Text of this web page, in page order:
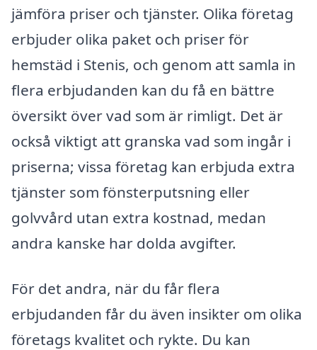
jämföra priser och tjänster. Olika företag
erbjuder olika paket och priser för
hemstäd i Stenis, och genom att samla in
flera erbjudanden kan du få en bättre
översikt över vad som är rimligt. Det är
också viktigt att granska vad som ingår i
priserna; vissa företag kan erbjuda extra
tjänster som fönsterputsning eller
golvvård utan extra kostnad, medan
andra kanske har dolda avgifter.
För det andra, när du får flera
erbjudanden får du även insikter om olika
företags kvalitet och rykte. Du kan